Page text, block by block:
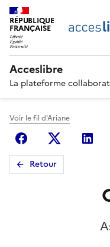
RÉPUBLIQUE
FRANÇAISE
Acceslibre
La plateforme
Voir le fil d'Ariane
FacebookX
Retour